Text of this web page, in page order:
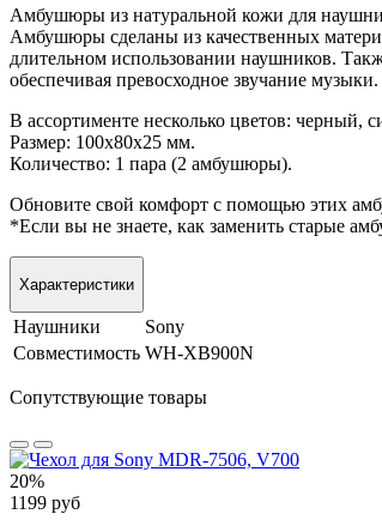
Амбушюры из натуральной кожи для
Амбушюры сделаны из качественных
длительном использовании наушников.
обеспечивая превосходное звучание музыки.
В ассортименте несколько цветов: черный,
Размер: 100х80х25 мм.
Количество: 1 пара (2 амбушюры).
Обновите свой комфорт с помощью этих
*Если вы не знаете, как заменить старые
Характеристики
Наушники
Sony
Совместимость WH-XB900N
Сопутствующие товары
20%
1199 руб